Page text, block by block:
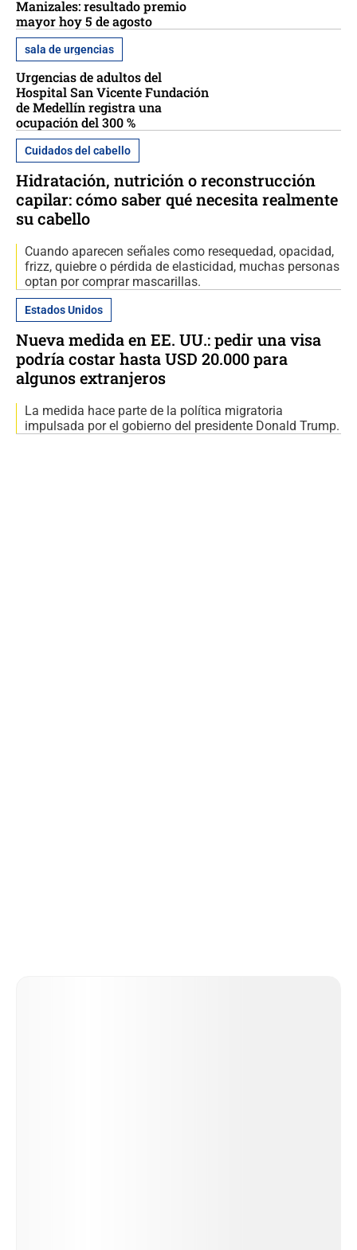
Manizales: resultado premio
mayor hoy 5 de agosto
sala de urgencias
Urgencias de adultos del
Hospital San Vicente Fundación
de Medellín registra una
ocupación del 300 %
Cuidados del cabello
Hidratación, nutrición o reconstrucción
capilar: cómo saber qué necesita realmente
su cabello
Cuando aparecen señales como resequedad, opacidad,
frizz, quiebre o pérdida de elasticidad, muchas personas
optan por comprar mascarillas.
Estados Unidos
Nueva medida en EE. UU.: pedir una visa
podría costar hasta USD 20.000 para
algunos extranjeros
La medida hace parte de la política migratoria
impulsada por el gobierno del presidente Donald Trump.